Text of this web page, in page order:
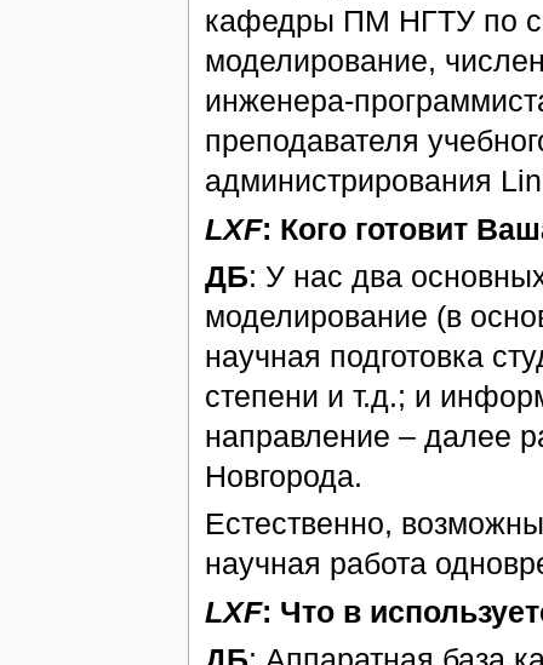
кафедры ПМ НГТУ по
моделирование,
инженера-
преподавателя
администрирования
LXF: Кого готовит
ДБ: У нас два
моделирование (в
научная подготовка
степени и т.д.; и
направление – далее
Новгорода.
Естественно,
научная работа
LXF: Что в